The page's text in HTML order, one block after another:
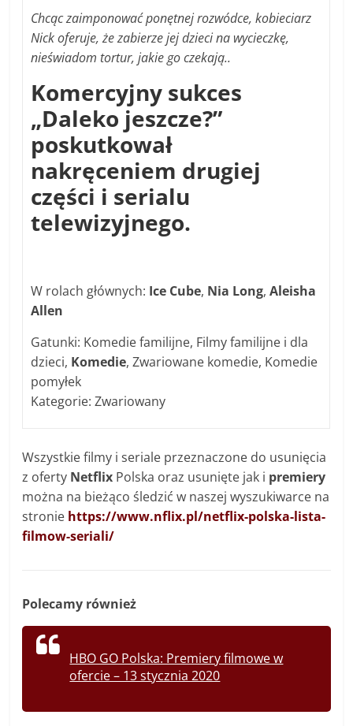
Chcąc zaimponować ponętnej rozwódce, kobieciarz
Nick oferuje, że zabierze jej dzieci na wycieczkę,
nieświadom tortur, jakie go czekają..
Komercyjny sukces
„Daleko jeszcze?”
poskutkował
nakręceniem drugiej
części i serialu
telewizyjnego.
W rolach głównych: Ice Cube, Nia Long,Aleisha
Allen
Gatunki: Komedie familijne, Filmy familijne i dla
dzieci, Komedie, Zwariowane komedie, Komedie
pomyłek
Kategorie: Zwariowany
Wszystkie filmy i seriale przeznaczone do usunięcia
z oferty Netflix Polska oraz usunięte jak i premiery
można na bieżąco śledzić w naszej wyszukiwarce na
stronie https://www.nflix.pl/netflix-polska-lista-
filmow-seriali/
Polecamy również
HBO GO Polska: Premiery filmowe w
ofercie – 13 stycznia 2020